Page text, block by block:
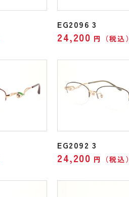
EG2096 3
24,200 円（税込）
EG2092 3
24,200 円（税込）